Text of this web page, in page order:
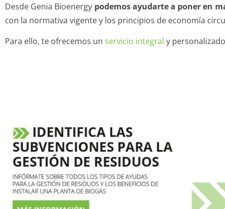
Desde Genia Bioenergy podemos ayudarte a poner en
con la normativa vigente y los principios de economía
Para ello, te ofrecemos un servicio integral y